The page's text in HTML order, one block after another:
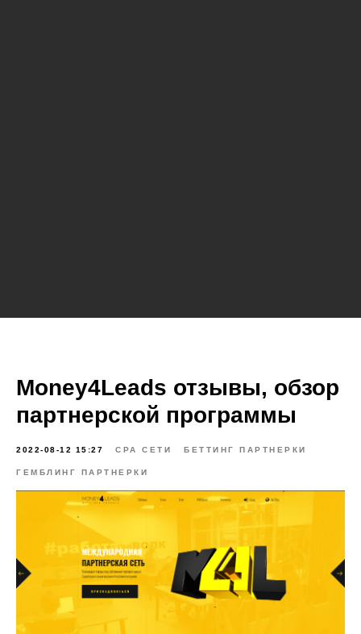
Money4Leads отзывы, обзор
партнерской программы
2022-08-12 15:27 CPA СЕТИ БЕТТИНГ ПАРТНЕРКИ
ГЕМБЛИНГ ПАРТНЕРКИ